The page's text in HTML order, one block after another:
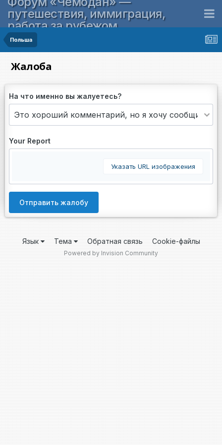
путешествия, иммиграция,
работа за рубежом
Польша
Жалоба
На что именно вы жалуетесь?
Your Report
Указать URL изображения
Отправить жалобу
Язык Тема Обратная связь Cookie-файлы
Powered by Invision Community